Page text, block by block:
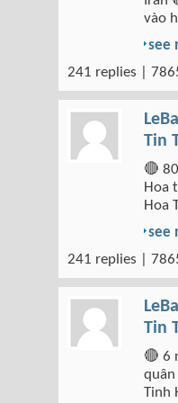
vào
see
241 replies |
Tin
🔴
Hoa
Hoa
see
241 replies |
Tin
🔴 6
Tinh